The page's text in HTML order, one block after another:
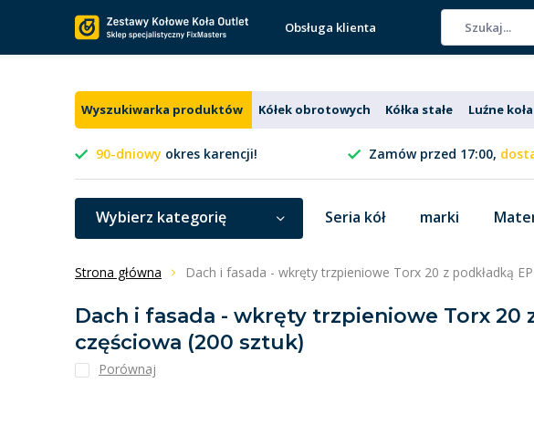
Obsługa klienta
Wyszukiwarka produktów Kółek obrotowych Kółka stałe Luźne koła
90-dniowy okres karencji! Zamów przed 17:00,
Wybierz kategorię Seria kół marki
Strona główna Dach i fasada - wkręty trzpieniowe Torx 20 z podkładką
Dach i fasada - wkręty trzpieniowe Torx 20
częściowa (200 sztuk)
Porównaj